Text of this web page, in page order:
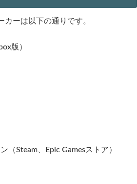
ーは以下の通りです。
版）
（Steam、Epic Gamesストア）